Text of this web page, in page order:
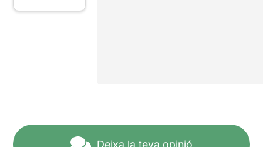
Deixa la teva opinió